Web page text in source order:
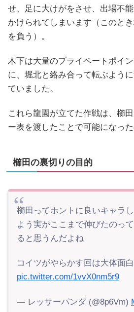
せ、足に大けがをさせ、出場不
かけられてしまいます（このと
を負う）。
木下は大量のプライベートポイ
に、堀北と絡み合って転ぶよう
ていました。
これら龍園が立てた作戦は、櫛
ー表を渡したことで可能になった
櫛田の裏切りの目的
櫛田ってホントに良いキャラ
よう実がここまで伸びたのっ
ると思うんだよね
コイツがやらかす回は大体面
pic.twitter.com/1vvX0nm5r9
— レッサーパンダ (@8p6Vm)